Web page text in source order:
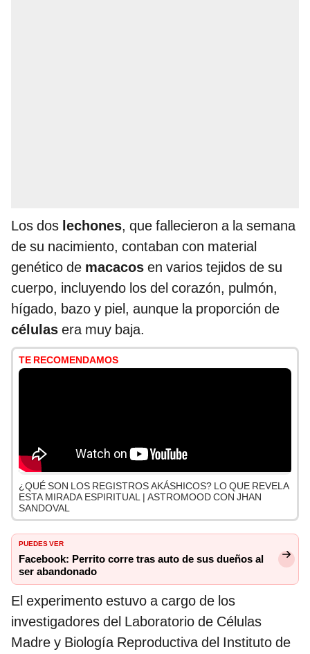
Los dos lechones, que fallecieron a la semana
de su nacimiento, contaban con material
genético de macacos en varios tejidos de su
cuerpo, incluyendo los del corazón, pulmón,
hígado, bazo y piel, aunque la proporción de
células era muy baja.
TE RECOMENDAMOS
¿QUÉ SON LOS REGISTROS AKÁSHICOS? LO QUE REVELA
ESTA MIRADA ESPIRITUAL | ASTROMOOD CON JHAN
SANDOVAL
PUEDES VER
Facebook: Perrito corre tras auto de sus dueños al
ser abandonado
El experimento estuvo a cargo de los
investigadores del Laboratorio de Células
Madre y Biología Reproductiva del Instituto de